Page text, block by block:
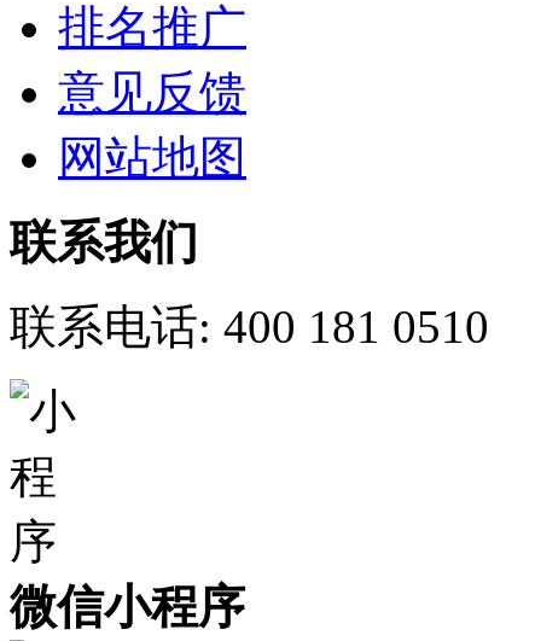
排名推广
意见反馈
网站地图
联系我们
联系电话: 400 181 0510
微信小程序